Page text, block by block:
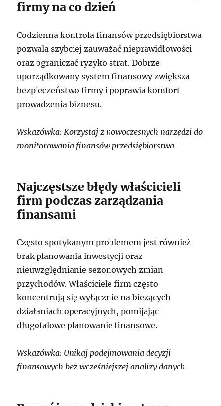
firmy na co dzień
Codzienna kontrola finansów przedsiębiorstwa
pozwala szybciej zauważać nieprawidłowości
oraz ograniczać ryzyko strat. Dobrze
uporządkowany system finansowy zwiększa
bezpieczeństwo firmy i poprawia komfort
prowadzenia biznesu.
Wskazówka: Korzystaj z nowoczesnych narzędzi do
monitorowania finansów przedsiębiorstwa.
Najczęstsze błędy właścicieli
firm podczas zarządzania
finansami
Często spotykanym problemem jest również
brak planowania inwestycji oraz
nieuwzględnianie sezonowych zmian
przychodów. Właściciele firm często
koncentrują się wyłącznie na bieżących
działaniach operacyjnych, pomijając
długofalowe planowanie finansowe.
Wskazówka: Unikaj podejmowania decyzji
finansowych bez wcześniejszej analizy danych.